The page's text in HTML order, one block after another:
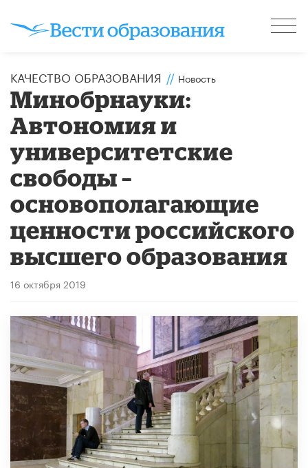
КАЧЕСТВО ОБРАЗОВАНИЯ // Новость
Минобрнауки:
Автономия и
университетские
свободы –
основополагающие
ценности российского
высшего образования
16 октября 2019